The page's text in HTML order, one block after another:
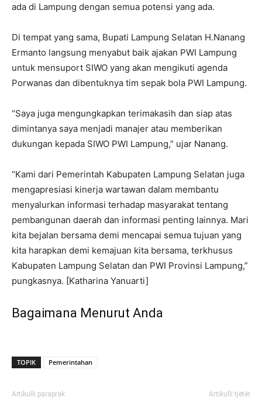
ada di Lampung dengan semua potensi yang ada.
Di tempat yang sama, Bupati Lampung Selatan H.Nanang
Ermanto langsung menyabut baik ajakan PWI Lampung
untuk mensuport SIWO yang akan mengikuti agenda
Porwanas dan dibentuknya tim sepak bola PWI Lampung.
“Saya juga mengungkapkan terimakasih dan siap atas
dimintanya saya menjadi manajer atau memberikan
dukungan kepada SIWO PWI Lampung,” ujar Nanang.
“Kami dari Pemerintah Kabupaten Lampung Selatan juga
mengapresiasi kinerja wartawan dalam membantu
menyalurkan informasi terhadap masyarakat tentang
pembangunan daerah dan informasi penting lainnya. Mari
kita bejalan bersama demi mencapai semua tujuan yang
kita harapkan demi kemajuan kita bersama, terkhusus
Kabupaten Lampung Selatan dan PWI Provinsi Lampung,”
pungkasnya. [Katharina Yanuarti]
Bagaimana Menurut Anda
TOPIK Pemerintahan
Artikulli paraprak Artikulli tjetër